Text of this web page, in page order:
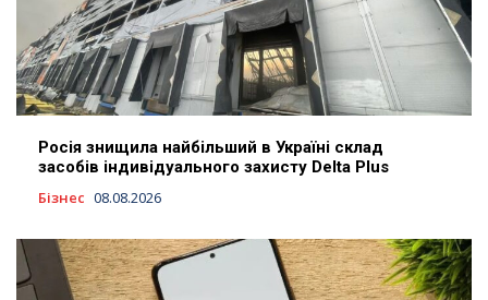
Росія знищила найбільший в Україні склад
засобів індивідуального захисту Delta Plus
Бізнес 08.08.2026